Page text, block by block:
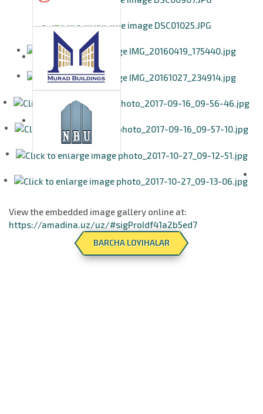
View the embedded image gallery online at:
https://amadina.uz/uz/#sigProIdf41a2b5ed7
BARCHA LOYIHALAR